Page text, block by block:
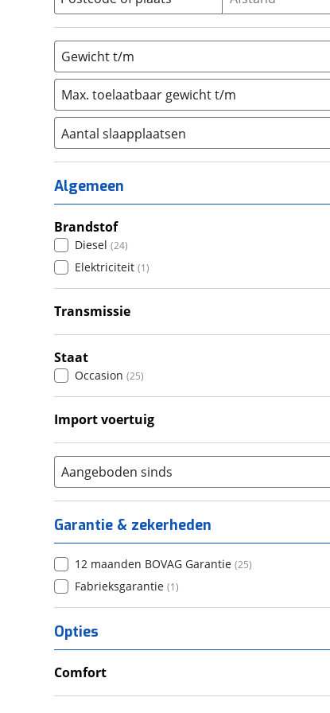
Gewicht t/m
Max. toelaatbaar gewicht t/m
Aantal slaapplaatsen
1 (3)
2 (13)
3 (4)
4 (1)
5 (1)
6+ (0)
Algemeen
Brandstof
Diesel (24)
Elektriciteit (1)
Transmissie
Automatisch
Staat
Occasion (25)
Import voertuig
Nee (3)
Aangeboden sinds
Garantie & zekerheden
12 maanden BOVAG Garantie (25)
Fabrieksgarantie (1)
Opties
Comfort